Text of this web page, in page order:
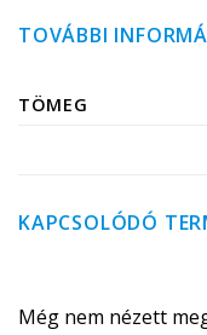
TOVÁBBI
TÖMEG
KAPCSOLÓDÓ
Még nem nézett